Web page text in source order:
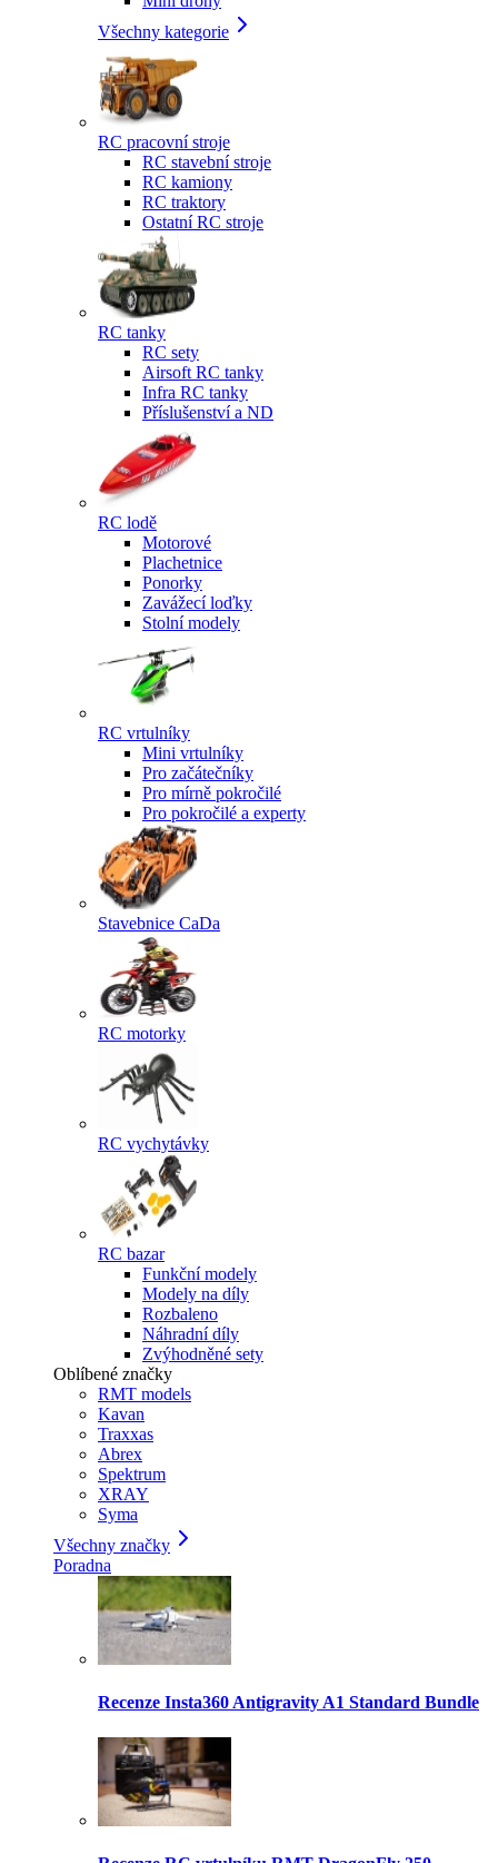
Všechny kategorie
RC pracovní stroje
RC stavební stroje
RC kamiony
RC traktory
Ostatní RC stroje
RC tanky
RC sety
Airsoft RC tanky
Infra RC tanky
Příslušenství a ND
RC lodě
Motorové
Plachetnice
Ponorky
Zavážecí loďky
Stolní modely
RC vrtulníky
Mini vrtulníky
Pro začátečníky
Pro mírně pokročilé
Pro pokročilé a experty
Stavebnice CaDa
RC motorky
RC vychytávky
RC bazar
Funkční modely
Modely na díly
Rozbaleno
Náhradní díly
Zvýhodněné sety
Oblíbené značky
RMT models
Kavan
Traxxas
Abrex
Spektrum
XRAY
Syma
Všechny značky
Poradna
Recenze Insta360 Antigravity A1 Standard Bundle